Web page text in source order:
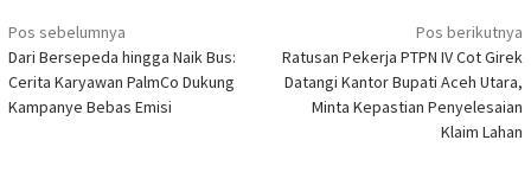
Navigasi
pos
Pos sebelumnya
Dari Bersepeda hingga Naik Bus:
Cerita Karyawan PalmCo Dukung
Kampanye Bebas Emisi
Pos berikutnya
Ratusan Pekerja PTPN IV Cot Girek
Datangi Kantor Bupati Aceh Utara,
Minta Kepastian Penyelesaian
Klaim Lahan